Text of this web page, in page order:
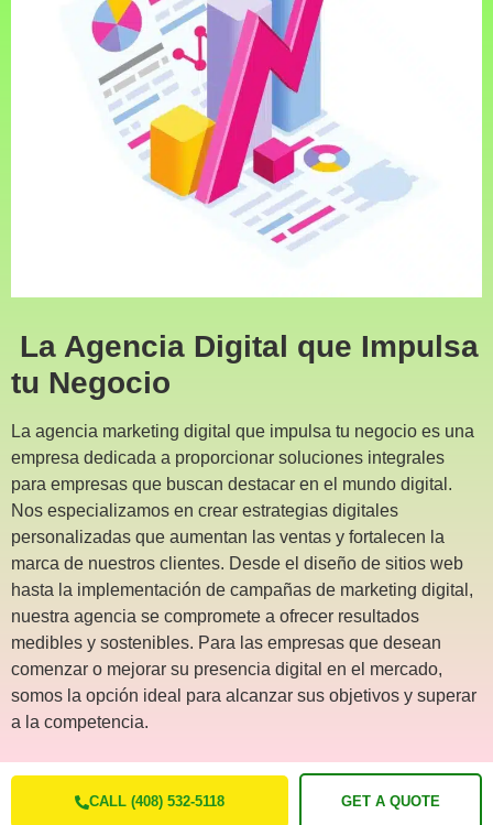
La Agencia Digital que Impulsa
tu Negocio
La agencia marketing digital que impulsa tu negocio es una
empresa dedicada a proporcionar soluciones integrales
para empresas que buscan destacar en el mundo digital.
Nos especializamos en crear estrategias digitales
personalizadas que aumentan las ventas y fortalecen la
marca de nuestros clientes. Desde el diseño de sitios web
hasta la implementación de campañas de marketing digital,
nuestra agencia se compromete a ofrecer resultados
medibles y sostenibles. Para las empresas que desean
comenzar o mejorar su presencia digital en el mercado,
somos la opción ideal para alcanzar sus objetivos y superar
a la competencia.
CALL (408) 532-5118 GET A QUOTE